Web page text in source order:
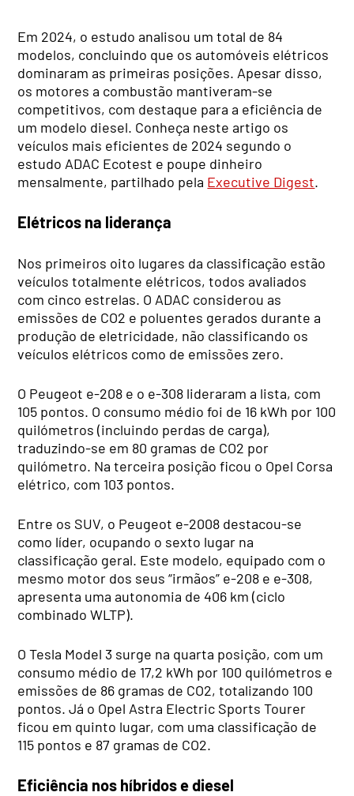
Em 2024, o estudo analisou um total de 84
modelos, concluindo que os automóveis elétricos
dominaram as primeiras posições. Apesar disso,
os motores a combustão mantiveram-se
competitivos, com destaque para a eficiência de
um modelo diesel. Conheça neste artigo os
veículos mais eficientes de 2024 segundo o
estudo ADAC Ecotest e poupe dinheiro
mensalmente, partilhado pela Executive Digest.
Elétricos na liderança
Nos primeiros oito lugares da classificação estão
veículos totalmente elétricos, todos avaliados
com cinco estrelas. O ADAC considerou as
emissões de CO2 e poluentes gerados durante a
produção de eletricidade, não classificando os
veículos elétricos como de emissões zero.
O Peugeot e-208 e o e-308 lideraram a lista, com
105 pontos. O consumo médio foi de 16 kWh por 100
quilómetros (incluindo perdas de carga),
traduzindo-se em 80 gramas de CO2 por
quilómetro. Na terceira posição ficou o Opel Corsa
elétrico, com 103 pontos.
Entre os SUV, o Peugeot e-2008 destacou-se
como líder, ocupando o sexto lugar na
classificação geral. Este modelo, equipado com o
mesmo motor dos seus “irmãos” e-208 e e-308,
apresenta uma autonomia de 406 km (ciclo
combinado WLTP).
O Tesla Model 3 surge na quarta posição, com um
consumo médio de 17,2 kWh por 100 quilómetros e
emissões de 86 gramas de CO2, totalizando 100
pontos. Já o Opel Astra Electric Sports Tourer
ficou em quinto lugar, com uma classificação de
115 pontos e 87 gramas de CO2.
Eficiência nos híbridos e diesel